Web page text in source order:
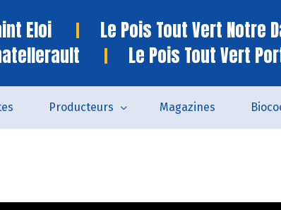
Eloi
Le Pois Tout Vert Notre
Le Pois Tout Vert
Producteurs Magazines